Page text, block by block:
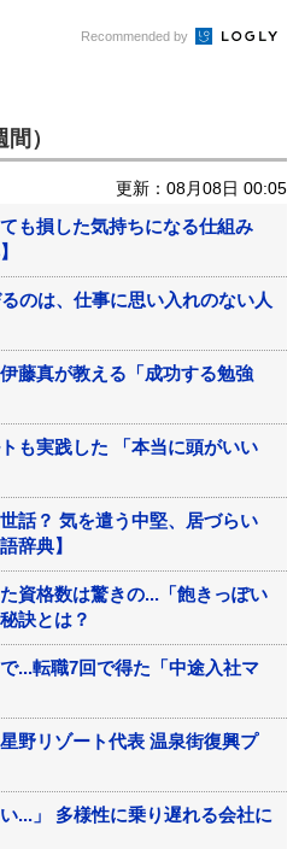
Recommended by
）
更新：08月08日 00:05
ても損した気持ちになる仕組み
のは、仕事に思い入れのない人
藤真が教える「成功する勉強
も実践した 「本当に頭がいい
話？ 気を遣う中堅、居づらい
辞典】
資格数は驚きの...「飽きっぽい
訣とは？
...転職7回で得た「中途入社マ
野リゾート代表 温泉街復興プ
...」 多様性に乗り遅れる会社に